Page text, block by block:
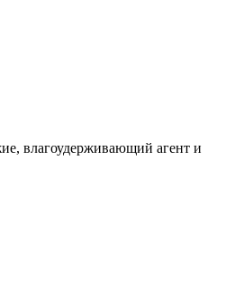
влагоудерживающий агент и